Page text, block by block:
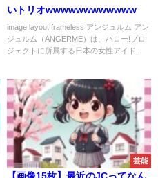
いトリオwwwwwwwwwwww
image layout frameless アンジュルム アン
ジュルム（ANGERME）は、ハロー!プロ
ジェクトに所属する日本の女性アイド...
芸能
【画像15枚】最近のJCってなん